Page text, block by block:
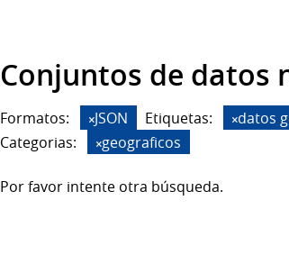
Conjuntos de datos
Formatos: JSON Etiquetas: datos
Categorias:
geograficos
Por favor intente otra búsqueda.